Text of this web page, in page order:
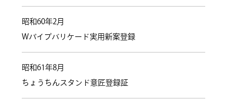
昭和60年2月
Wパイプバリケード実用新案登録
昭和61年8月
ちょうちんスタンド意匠登録証